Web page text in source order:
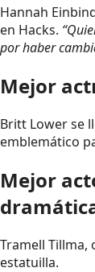
Hannah
en Hacks.
por haber
Mejor
Britt Lower se
emblemático
Mejor
Tramell Tillma,
estatuilla.